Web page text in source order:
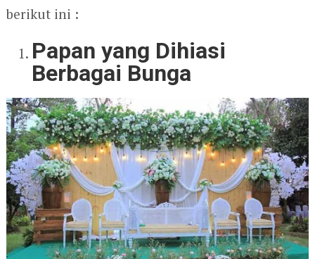
berikut ini :
Papan yang Dihiasi
Berbagai Bunga